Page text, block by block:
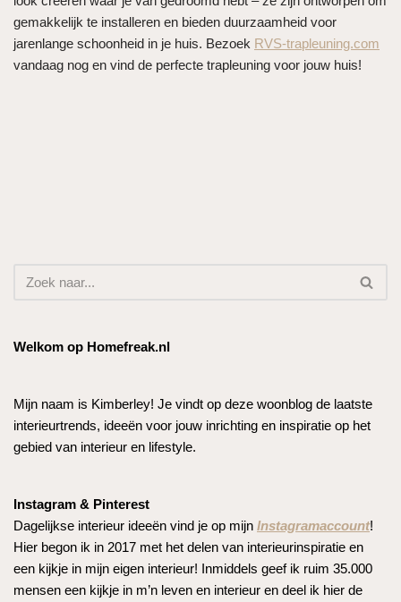
gemakkelijk te installeren en bieden duurzaamheid voor
jarenlange schoonheid in je huis. Bezoek RVS-trapleuning.com
vandaag nog en vind de perfecte trapleuning voor jouw huis!
Welkom op Homefreak.nl
Mijn naam is Kimberley! Je vindt op deze woonblog de laatste
interieurtrends, ideeën voor jouw inrichting en inspiratie op het
gebied van interieur en lifestyle.
Instagram & Pinterest
Dagelijkse interieur ideeën vind je op mijn Instagramaccount!
Hier begon ik in 2017 met het delen van interieurinspiratie en
een kijkje in mijn eigen interieur! Inmiddels geef ik ruim 35.000
mensen een kijkje in m’n leven en interieur en deel ik hier de